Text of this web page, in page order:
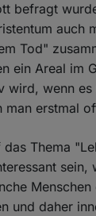
befragt
auch
Tod"
ein Areal im
wird, wenn es
man erstmal
Thema
sein,
und daher